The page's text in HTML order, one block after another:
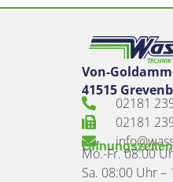
Von-
41515
02181
02181
Öffnungszeiten
Mo.-Fr. 08:00
Sa. 08:00 Uhr –